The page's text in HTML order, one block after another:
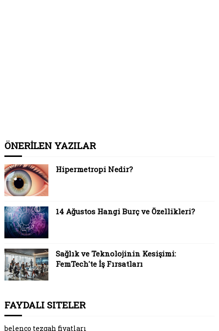
ÖNERİLEN YAZILAR
Hipermetropi Nedir?
14 Ağustos Hangi Burç ve Özellikleri?
Sağlık ve Teknolojinin Kesişimi:
FemTech'te İş Fırsatları
FAYDALI SITELER
belenco tezgah fiyatları